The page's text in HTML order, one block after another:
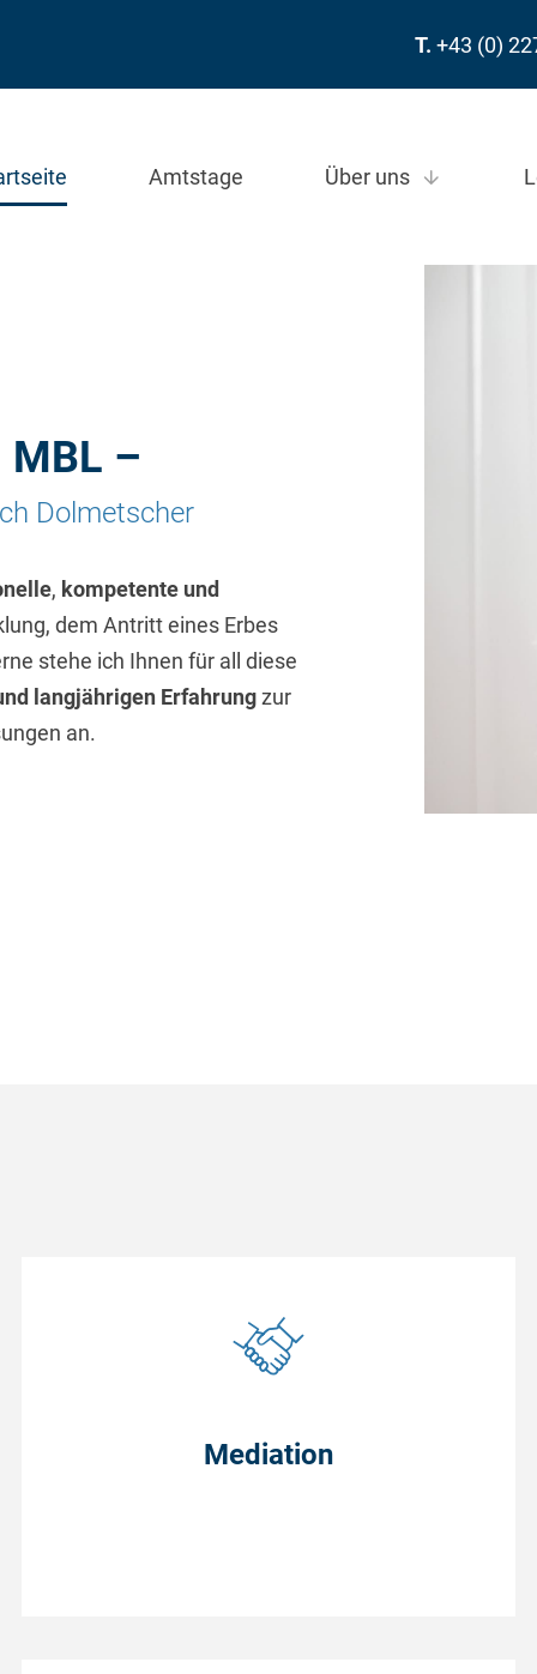
T. +43 (0)
Amtstage Über uns
MBL –
Dolmetscher
, kompetente und
dem Antritt eines Erbes
stehe ich Ihnen für all diese
langjährigen Erfahrungzur
an.
Mediation